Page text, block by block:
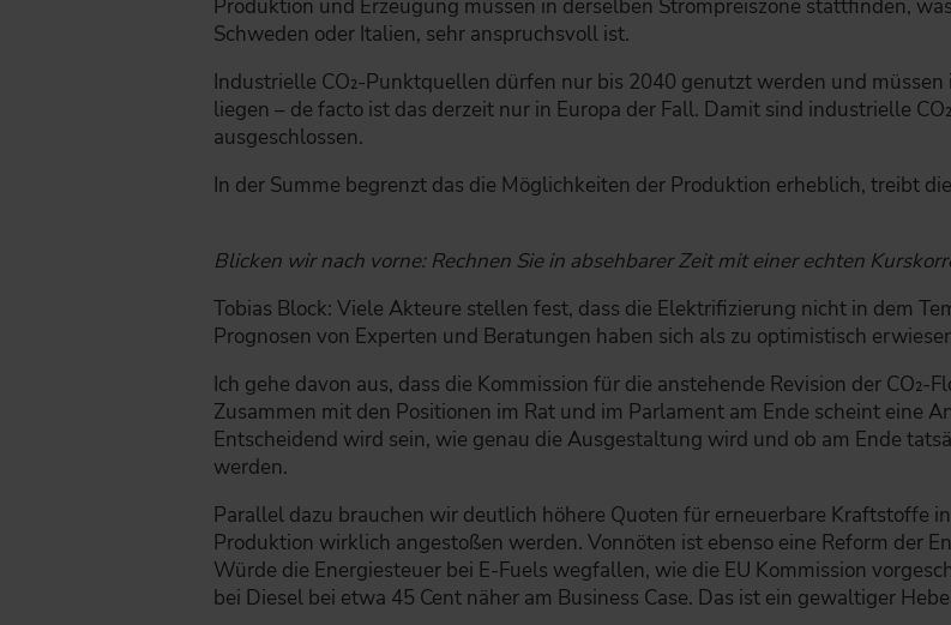
Produktion und Erzeugung müssen in derselben Strompreiszone stattfinden,
Schweden oder Italien, sehr anspruchsvoll ist.
Industrielle CO₂-Punktquellen dürfen nur bis 2040 genutzt werden und
liegen – de facto ist das derzeit nur in Europa der Fall. Damit sind industrielle
ausgeschlossen.
In der Summe begrenzt das die Möglichkeiten der Produktion erheblich, treibt
Blicken wir nach vorne: Rechnen Sie in absehbarer Zeit mit einer echten
Tobias Block: Viele Akteure stellen fest, dass die Elektrifizierung nicht in dem
Prognosen von Experten und Beratungen haben sich als zu optimistisch
Ich gehe davon aus, dass die Kommission für die anstehende Revision der
Zusammen mit den Positionen im Rat und im Parlament am Ende scheint eine
Entscheidend wird sein, wie genau die Ausgestaltung wird und ob am Ende
werden.
Parallel dazu brauchen wir deutlich höhere Quoten für erneuerbare Kraftstoffe
Produktion wirklich angestoßen werden. Vonnöten ist ebenso eine Reform der
Würde die Energiesteuer bei E-Fuels wegfallen, wie die EU Kommission
bei Diesel bei etwa 45 Cent näher am Business Case. Das ist ein gewaltiger